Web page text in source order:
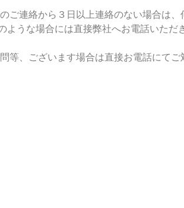
ご連絡から３日以上連絡のない場合は
うな場合には直接弊社へお電話いただ
、ございます場合は直接お電話にてご